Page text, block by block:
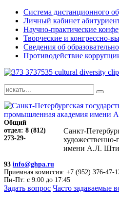
Система дистанционного
Личный кабинет
Научно-практические
Творческие и конгрессно-
Сведения об
Противодействие
Санкт-
имени А.Л.
Общий
отдел: 8 (812)
273-29-
93 info@ghpa.ru
Приемная комиссия: +7 (952) 376-47-
Пн-Пт: с 9:00 до 17:45
Задать вопрос Часто задаваемые